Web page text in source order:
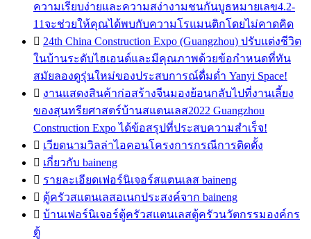
ความเรียบง่ายและความสง่างามชนกันบูธหมายเลข4.2-
11จะช่วยให้คุณได้พบกับความโรแมนติกโดยไม่คาดคิด
 24th China Construction Expo (Guangzhou) ปรับแต่งชีวิต
ในบ้านระดับไฮเอนด์และมีคุณภาพด้วยข้อกำหนดที่ทัน
สมัยลองดูรุ่นใหม่ของประสบการณ์ดื่มด่ำ Yanyi Space!
 งานแสดงสินค้าก่อสร้างจีนมองย้อนกลับไปที่งานเลี้ยง
ของสุนทรียศาสตร์บ้านสแตนเลส2022 Guangzhou
Construction Expo ได้ข้อสรุปที่ประสบความสำเร็จ!
 เวียดนามวิลล่าไอคอนโครงการกรณีการติดตั้ง
 เกี่ยวกับ baineng
 รายละเอียดเฟอร์นิเจอร์สแตนเลส baineng
 ตู้ครัวสแตนเลสอเนกประสงค์จาก baineng
 บ้านเฟอร์นิเจอร์ตู้ครัวสแตนเลสตู้ครัวนวัตกรรมองค์กร
ตู้